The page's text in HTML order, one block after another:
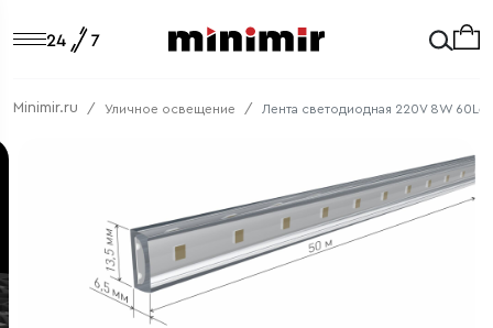
Minimir.ru Уличное освещение Лента светодиодная 220V 8W